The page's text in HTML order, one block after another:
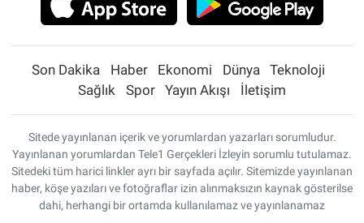
Son Dakika Haber Ekonomi Dünya
Teknoloji
Sağlık
Spor Yayın Akışı İletişim
Sitede yayınlanan içerik ve yorumlardan yazarları sorumludur.
Yayınlanan yorumlardan Tele1 Gerçekleri İzleyin sorumlu tutulamaz.
Sitedeki tüm harici linkler ayrı bir sayfada açılır. Sitemizde yayınlanan
haber, köşe yazıları ve fotoğraflar izin alınmaksızın kaynak gösterilse
dahi, herhangi bir ortamda kullanılamaz ve yayınlanamaz